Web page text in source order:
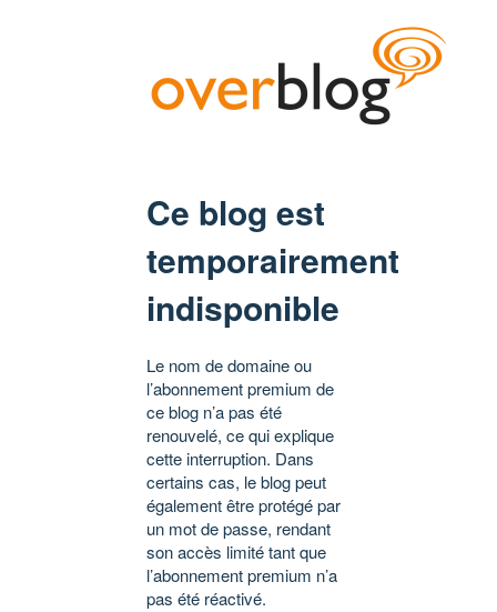
Ce blog est
temporairement
indisponible
Le nom de domaine ou
l’abonnement premium de
ce blog n’a pas été
renouvelé, ce qui explique
cette interruption. Dans
certains cas, le blog peut
également être protégé par
un mot de passe, rendant
son accès limité tant que
l’abonnement premium n’a
pas été réactivé.